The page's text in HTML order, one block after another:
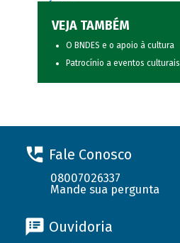
VEJA TAMBÉM
O BNDES e o apoio à cultura
Patrocínio a eventos culturais
Fale Conosco
08007026337
Mande sua pergunta
Ouvidoria